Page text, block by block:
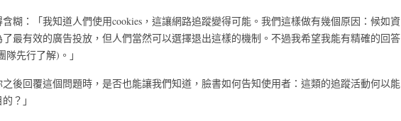
糊：「我知道人們使用cookies，這讓網路追蹤變得可能。我們這樣做有幾個原因：候如資
最有效的廣告投放，但人們當然可以選擇退出這樣的機制。不過我希望我能有精確的回答
先行了解)。」
後回覆這個問題時，是否也能讓我們知道，臉書如何告知使用者：這類的追蹤活動何以能
？」